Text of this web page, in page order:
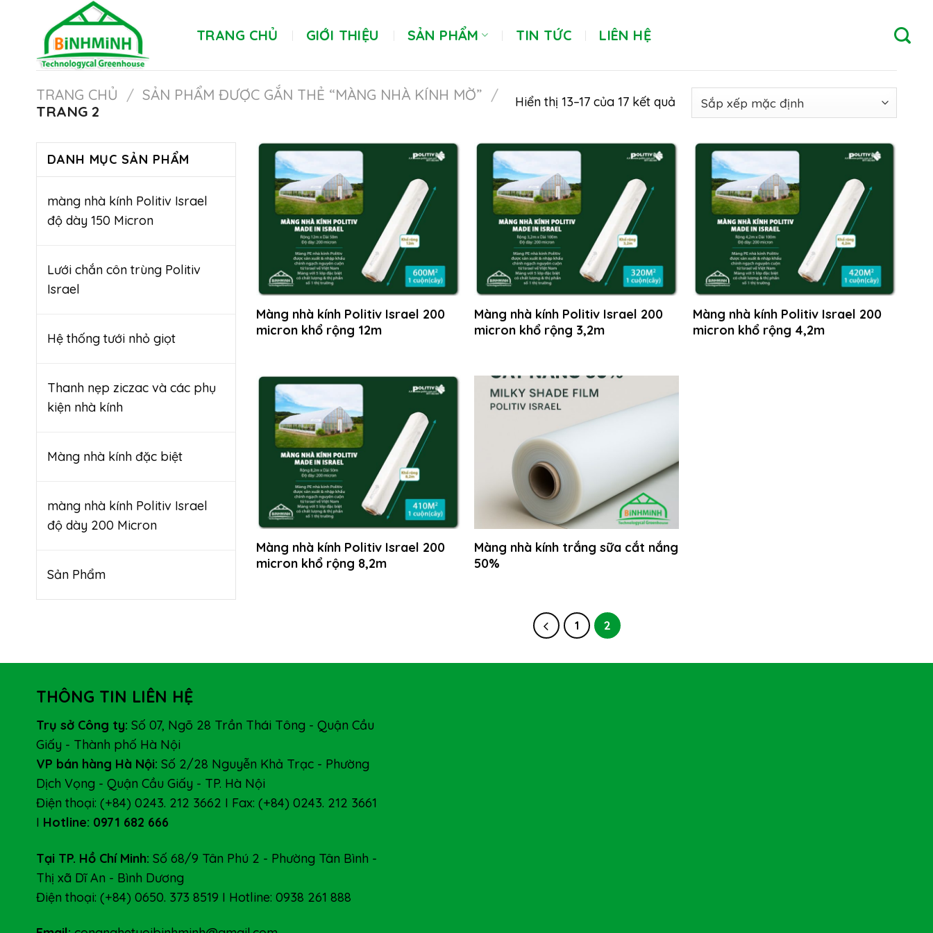
TRANG CHỦ GIỚI THIỆU SẢN PHẨM TIN TỨC LIÊN HỆ
TRANG CHỦ / SẢN PHẨM ĐƯỢC GẮN THẺ “MÀNG NHÀ KÍNH MỜ” /
TRANG 2
Hiển thị 13–17 của 17 kết quả
DANH MỤC SẢN PHẨM
màng nhà kính Politiv Israel
độ dày 150 Micron
Lưới chắn côn trùng Politiv
Israel
Hệ thống tưới nhỏ giọt
Thanh nẹp ziczac và các phụ
kiện nhà kính
Màng nhà kính đặc biệt
màng nhà kính Politiv Israel
độ dày 200 Micron
Sản Phẩm
Màng nhà kính Politiv Israel 200
micron khổ rộng 12m
Màng nhà kính Politiv Israel 200
micron khổ rộng 3,2m
Màng nhà kính Politiv Israel 200
micron khổ rộng 4,2m
Màng nhà kính Politiv Israel 200
micron khổ rộng 8,2m
Màng nhà kính trắng sữa cắt nắng
50%
1 2
THÔNG TIN LIÊN HỆ
Trụ sở Công ty: Số 07, Ngõ 28 Trần Thái Tông - Quận Cầu
Giấy - Thành phố Hà Nội
VP bán hàng Hà Nội: Số 2/28 Nguyễn Khả Trạc - Phường
Dịch Vọng - Quận Cầu Giấy - TP. Hà Nội
Điện thoại: (+84) 0243. 212 3662 I Fax: (+84) 0243. 212 3661
I Hotline: 0971 682 666
Tại TP. Hồ Chí Minh: Số 68/9 Tân Phú 2 - Phường Tân Bình -
Thị xã Dĩ An - Bình Dương
Điện thoại: (+84) 0650. 373 8519 I Hotline: 0938 261 888